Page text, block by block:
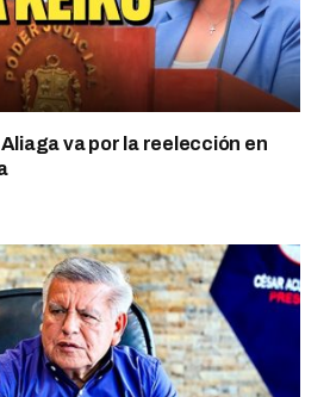
va por la reelección en